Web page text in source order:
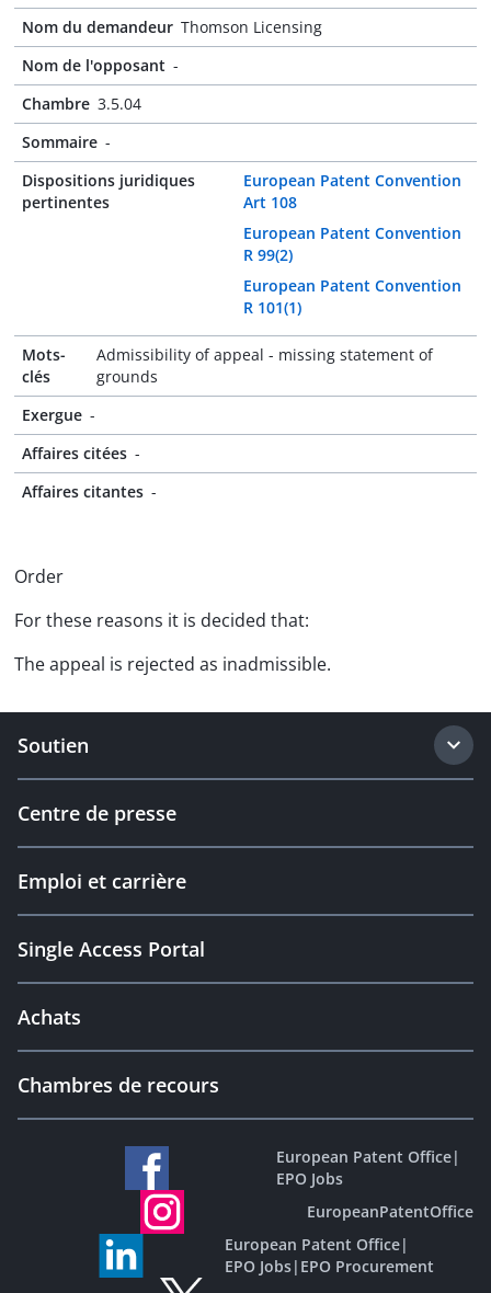
Nom du demandeur Thomson Licensing
Nom de l'opposant -
Chambre 3.5.04
Sommaire -
Dispositions juridiques
pertinentes
European Patent Convention
Art 108
European Patent Convention
R 99(2)
European Patent Convention
R 101(1)
Mots-
clés
Admissibility of appeal - missing statement of
grounds
Exergue -
Affaires citées -
Affaires citantes -
Order
For these reasons it is decided that:
The appeal is rejected as inadmissible.
Soutien
Centre de presse
Emploi et carrière
Single Access Portal
Achats
Chambres de recours
European Patent Office|
EPO Jobs
EuropeanPatentOffice
European Patent Office|
EPO Jobs| EPO Procurement